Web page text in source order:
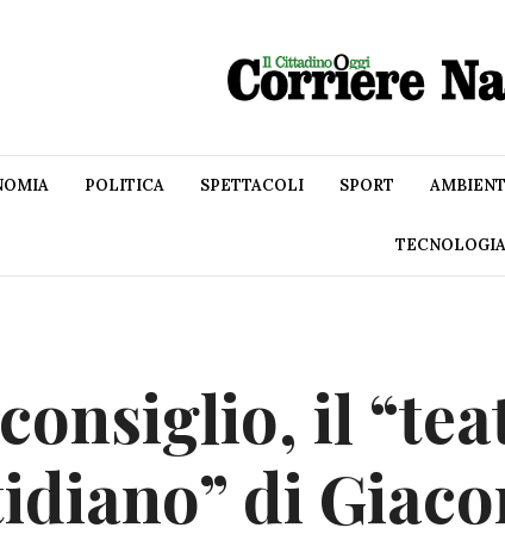
POLITICA SPETTACOLI SPORT
TECNOLOGIA
il
di